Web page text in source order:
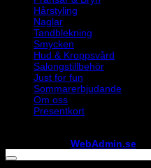
Hårstyling
Naglar
Tandblekning
Smycken
Hud & Kroppsvård
Salongstillbehör
Just for fun
Sommarerbjudande
Om oss
Presentkort
WebAdmin.se